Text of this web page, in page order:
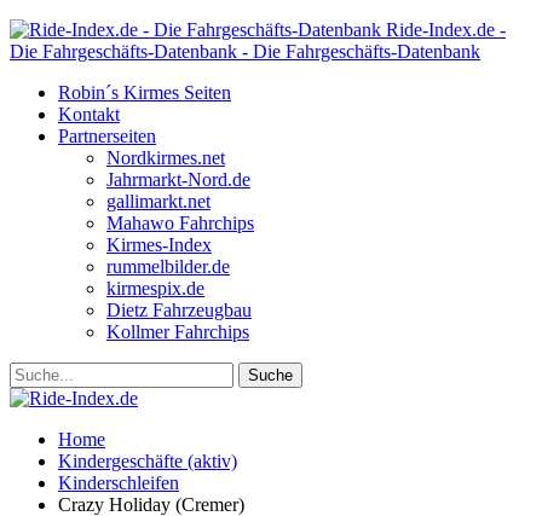
Ride-Index.de -
Die Fahrgeschäfts-Datenbank - Die Fahrgeschäfts-Datenbank
Robin´s Kirmes Seiten
Kontakt
Partnerseiten
Nordkirmes.net
Jahrmarkt-Nord.de
gallimarkt.net
Mahawo Fahrchips
Kirmes-Index
rummelbilder.de
kirmespix.de
Dietz Fahrzeugbau
Kollmer Fahrchips
Home
Kindergeschäfte (aktiv)
Kinderschleifen
Crazy Holiday (Cremer)